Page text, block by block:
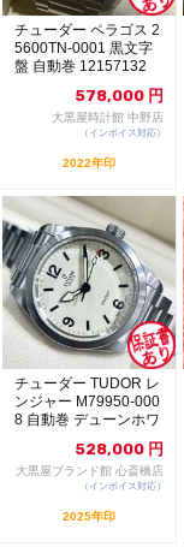
チューダー ペラゴス 2
5600TN-0001 黒文字
盤 自動巻 12157132
578,000 円
大黒屋時計館 中野店
（インボイス対応）
2022年印
チューダー TUDOR レ
ンジャー M79950-000
8 自動巻 デューンホワ
528,000 円
大黒屋ブランド館 心斎橋店
（インボイス対応）
2025年印